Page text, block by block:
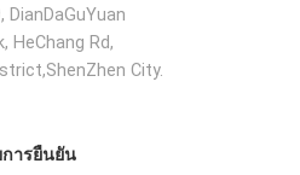
DianDaGuYuan
HeChang Rd,
City.
การยืนยัน